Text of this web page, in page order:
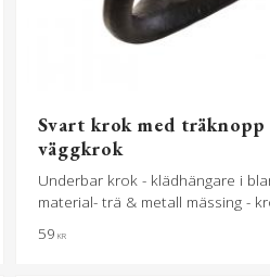
Svart krok med träknopp
väggkrok
Underbar krok - klädhängare i
material- trä & metall mässing -
59 KR